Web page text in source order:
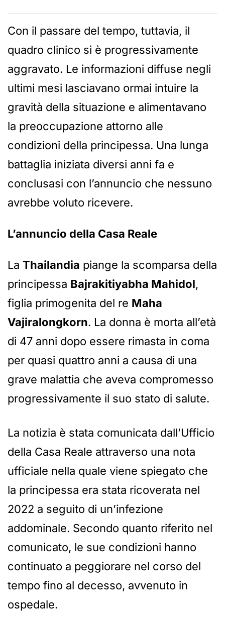
Con il passare del tempo, tuttavia, il
quadro clinico si è progressivamente
aggravato. Le informazioni diffuse negli
ultimi mesi lasciavano ormai intuire la
gravità della situazione e alimentavano
la preoccupazione attorno alle
condizioni della principessa. Una lunga
battaglia iniziata diversi anni fa e
conclusasi con l’annuncio che nessuno
avrebbe voluto ricevere.
L’annuncio della Casa Reale
La Thailandia piange la scomparsa della
principessa Bajrakitiyabha Mahidol,
figlia primogenita del re Maha
Vajiralongkorn. La donna è morta all’età
di 47 anni dopo essere rimasta in coma
per quasi quattro anni a causa di una
grave malattia che aveva compromesso
progressivamente il suo stato di salute.
La notizia è stata comunicata dall’Ufficio
della Casa Reale attraverso una nota
ufficiale nella quale viene spiegato che
la principessa era stata ricoverata nel
2022 a seguito di un’infezione
addominale. Secondo quanto riferito nel
comunicato, le sue condizioni hanno
continuato a peggiorare nel corso del
tempo fino al decesso, avvenuto in
ospedale.